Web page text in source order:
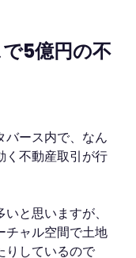
5億円の不
バース内で、なん
く不動産取引が行
と思いますが、
チャル空間で土地
りしているので